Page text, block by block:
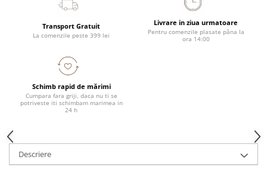
Transport Gratuit
La comenzile peste 399 lei
Livrare in ziua urmatoare
Pentru comenzile plasate pâna la
ora 14:00
Schimb rapid de mărimi
Cumpara fara griji, daca nu ti se
potriveste iti schimbam marimea in
24 h
Descriere